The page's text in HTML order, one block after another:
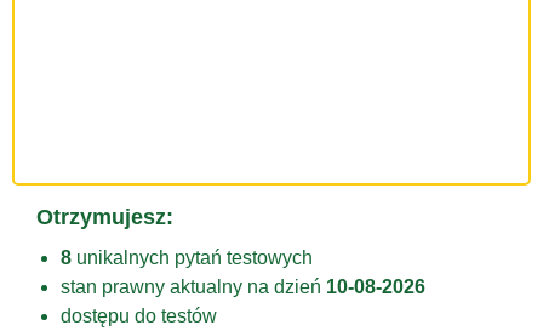
Otrzymujesz:
8 unikalnych pytań testowych
stan prawny aktualny na dzień 10-08-2026
dostępu do testów